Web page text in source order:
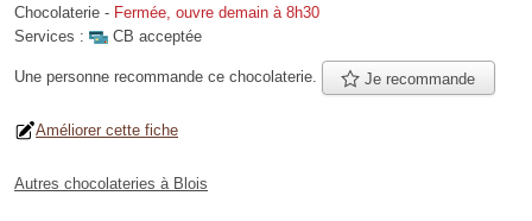
Chocolaterie - Fermée, ouvre demain à 8h30
Services :
CB acceptée
Une personne recommande ce chocolaterie. Je recommande
Améliorer cette fiche
Autres chocolateries à Blois